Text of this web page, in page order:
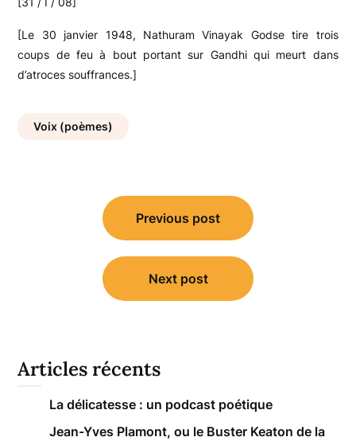
[Le 30 janvier 1948, Nathuram Vinayak Godse tire trois
coups de feu à bout portant sur Gandhi qui meurt dans
d’atroces souffrances.]
Voix (poèmes)
Navigation
Previous post
Next post
Articles récents
La délicatesse : un podcast poétique
Jean-Yves Plamont, ou le Buster Keaton de la